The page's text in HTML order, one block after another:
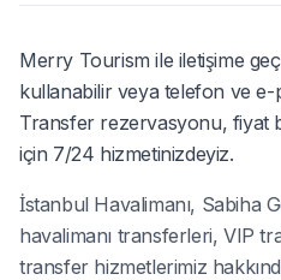
Merry Tourism ile iletişime
kullanabilir veya telefon ve e-
Transfer rezervasyonu, fiyat
için 7/24 hizmetinizdeyiz.
İstanbul Havalimanı, Sabiha
havalimanı transferleri, VIP
transfer hizmetlerimiz